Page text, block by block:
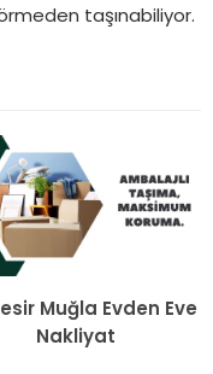
taşınabiliyor.
Muğla Evden Eve
Nakliyat